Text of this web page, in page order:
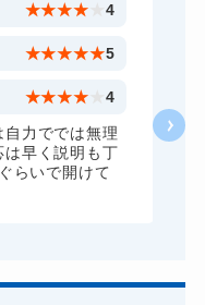
★★★★ 4
★★★★★5
★★★★ 4
力ででは無理
は早く説明も丁
らいで開けて